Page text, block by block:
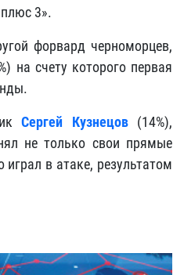
3».
форвард черноморцев,
на счету которого первая
Сергей Кузнецов(14%),
не только свои прямые
в атаке, результатом